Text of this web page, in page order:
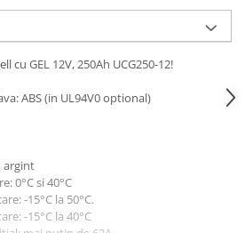
cu GEL 12V, 250Ah UCG250-12!
ABS (in UL94V0 optional)
argint
0°C si 40°C
-15°C la 50°C.
-15°C la 40°C